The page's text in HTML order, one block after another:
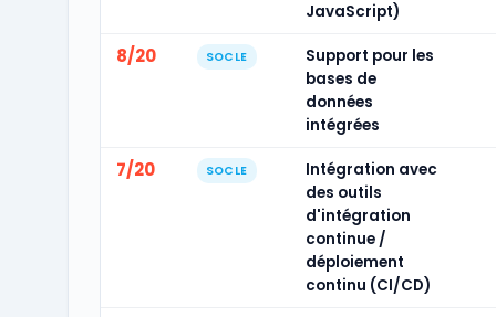
JavaScript)
8/20 SOCLE
Support pour les
bases de
données
intégrées
7/20 SOCLE
Intégration avec
des outils
d'intégration
continue /
déploiement
continu (CI/CD)